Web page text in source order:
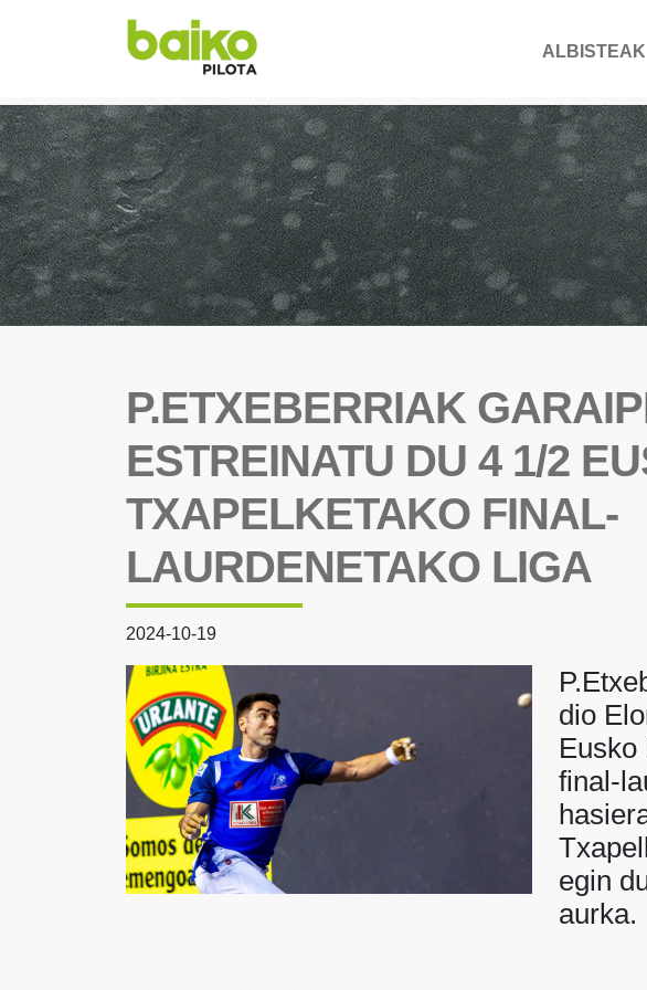
ALBISTEAK
P.ETXEBERRIAK
ESTREINATU DU 4 1/2
TXAPELKETAKO FINAL-
LAURDENETAKO LIGA
2024-10-19
dio
Eusko
final-
egin
aurka.